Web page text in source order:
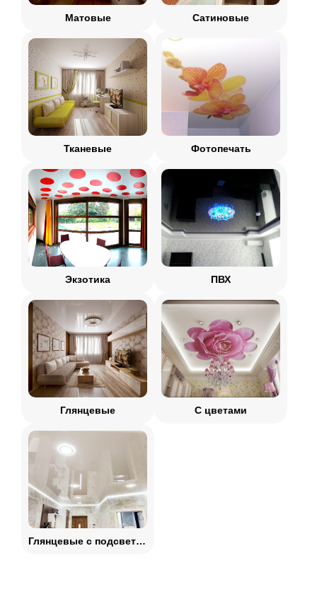
Матовые Сатиновые
Тканевые Фотопечать
Экзотика ПВХ
Глянцевые С цветами
Глянцевые с подсветкой